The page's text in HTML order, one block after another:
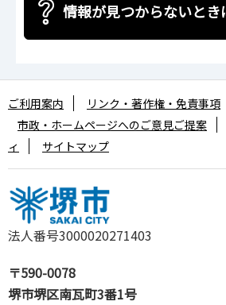
情報が見つからないとき
法人番号3000020271403
〒590-0078
堺市堺区南瓦町3番1号
ご利用案内 リンク・著作権・免責事項
市政・ホームページへのご意見ご提案
ィ
サイトマップ